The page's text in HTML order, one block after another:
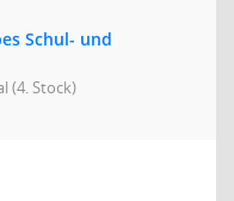
Schul- und
(4. Stock)